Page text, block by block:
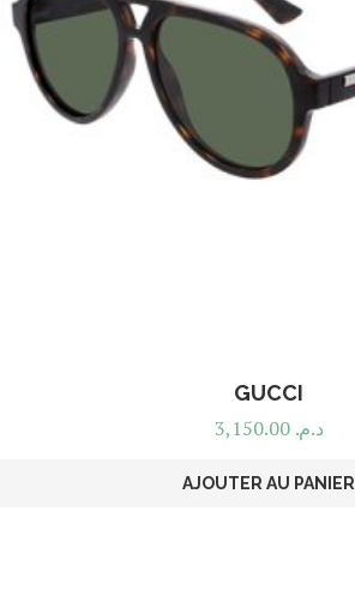
GUCCI
د.م. 3,150.00
AJOUTER AU PANIER